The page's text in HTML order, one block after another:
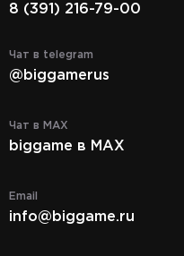
8 (391) 216-79-00
Чат в telegram
@biggamerus
Чат в MAX
biggame в MAX
Email
info@biggame.ru